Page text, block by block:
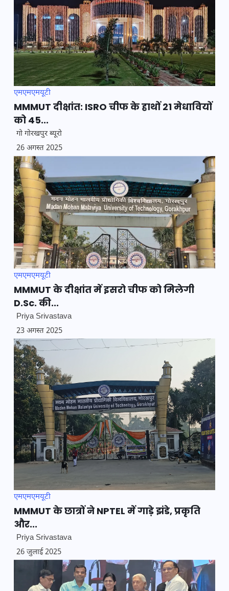
एमएमएमयूटी
MMMUT दीक्षांत: ISRO चीफ के हाथों 21 मेधावियों
को 45...
गो गोरखपुर ब्यूरो
26 अगस्त 2025
एमएमएमयूटी
MMMUT के दीक्षांत में इसरो चीफ को मिलेगी
D.Sc. की...
Priya Srivastava
23 अगस्त 2025
एमएमएमयूटी
MMMUT के छात्रों ने NPTEL में गाड़े झंडे, प्रकृति
और...
Priya Srivastava
26 जुलाई 2025